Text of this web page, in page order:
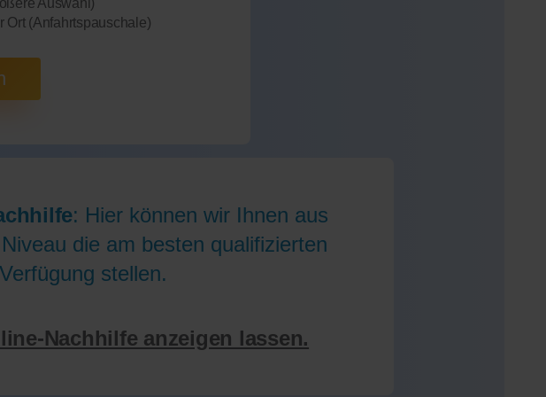
Auswahl)
Ort (Anfahrtspauschale)
: Hier können wir Ihnen aus
die am besten qualifizierten
stellen.
Nachhilfe anzeigen lassen.